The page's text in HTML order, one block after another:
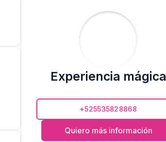
Experiencia mágica
+525535828868
Quiero más información